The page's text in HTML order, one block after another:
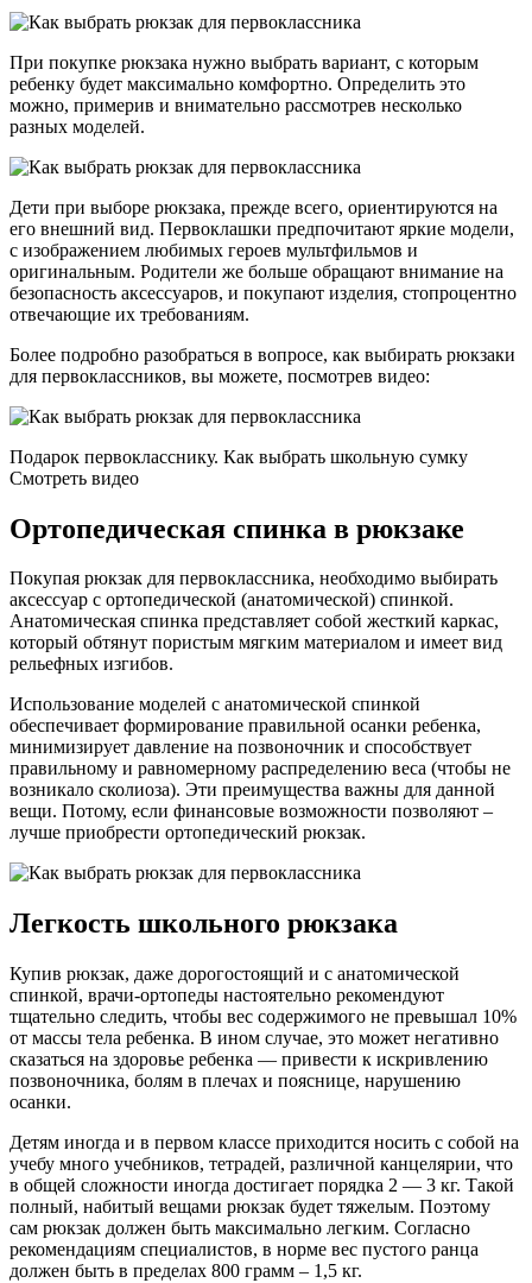
При покупке рюкзака нужно выбрать вариант, с которым
ребенку будет максимально комфортно. Определить это
можно, примерив и внимательно рассмотрев несколько
разных моделей.
Дети при выборе рюкзака, прежде всего, ориентируются на
его внешний вид. Первоклашки предпочитают яркие модели,
с изображением любимых героев мультфильмов и
оригинальным. Родители же больше обращают внимание на
безопасность аксессуаров, и покупают изделия, стопроцентно
отвечающие их требованиям.­
Более подробно разобраться в вопросе, как выбирать рюкзаки
для первоклассников, вы можете, посмотрев видео:
Подарок первокласснику. Как выбрать школьную сумку
Смотреть видео
Ортопедическая спинка в рюкзаке
Покупая рюкзак для первоклассника, необходимо выбирать
аксессуар с ортопедической (анатомической) спинкой.
Анатомическая спинка представляет собой жесткий каркас,
который обтянут пористым мягким материалом и имеет вид
рельефных изгибов.
Использование моделей с анатомической спинкой
обеспечивает формирование правильной осанки ребенка,
минимизирует давление на позвоночник и способствует
правильному и равномерному распределению веса (чтобы не
возникало сколиоза). Эти преимущества важны для данной
вещи. Потому, если финансовые возможности позволяют –
лучше приобрести ортопедический рюкзак.
Легкость школьного рюкзака
Купив рюкзак, даже дорогостоящий и с анатомической
спинкой, врачи-ортопеды настоятельно рекомендуют
тщательно следить, чтобы вес содержимого не превышал 10%
от массы тела ребенка. В ином случае, это может негативно
сказаться на здоровье ребенка — привести к искривлению
позвоночника, болям в плечах и пояснице, нарушению
осанки.
Детям иногда и в первом классе приходится носить с собой на
учебу много учебников, тетрадей, различной канцелярии, что
в общей сложности иногда достигает порядка 2 — 3 кг. Такой
полный, набитый вещами рюкзак будет тяжелым. Поэтому
сам рюкзак должен быть максимально легким. Согласно
рекомендациям специалистов, в норме вес пустого ранца
должен быть в пределах 800 грамм – 1,5 кг.